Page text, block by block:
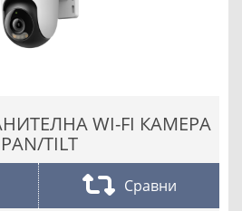
WI-FI КАМЕРА
PAN/TILT
Сравни